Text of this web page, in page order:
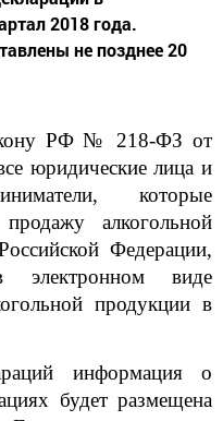
2018 года.
не позднее 20
РФ № 218-ФЗ от
юридические лица и
которые
алкогольной
Федерации,
электронном виде
продукции в
информация о
будет размещена